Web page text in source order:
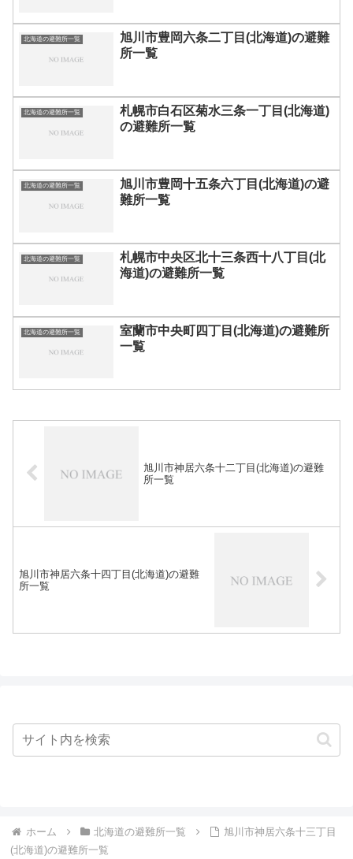
北海道の避難所一覧
旭川市豊岡六条二丁目(北海道)の避難
所一覧
北海道の避難所一覧
札幌市白石区菊水三条一丁目(北海道)
の避難所一覧
北海道の避難所一覧
旭川市豊岡十五条六丁目(北海道)の避
難所一覧
北海道の避難所一覧
札幌市中央区北十三条西十八丁目(北
海道)の避難所一覧
北海道の避難所一覧
室蘭市中央町四丁目(北海道)の避難所
一覧
旭川市神居六条十二丁目(北海道)の避難
所一覧
旭川市神居六条十四丁目(北海道)の避難
所一覧
ホーム 北海道の避難所一覧
旭川市神居六条十三丁目
(北海道)の避難所一覧